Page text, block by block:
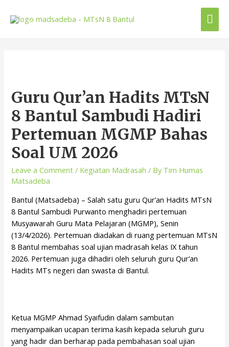
Guru Qur’an Hadits MTsN
8 Bantul Sambudi Hadiri
Pertemuan MGMP Bahas
Soal UM 2026
Leave a Comment / Kegiatan Madrasah / By Tim Humas
Matsadeba
Bantul (Matsadeba) – Salah satu guru Qur’an Hadits MTsN
8 Bantul Sambudi Purwanto menghadiri pertemuan
Musyawarah Guru Mata Pelajaran (MGMP), Senin
(13/4/2026). Pertemuan diadakan di ruang pertemuan MTsN
8 Bantul membahas soal ujian madrasah kelas IX tahun
2026. Pertemuan juga dihadiri oleh seluruh guru Qur’an
Hadits MTs negeri dan swasta di Bantul.
Ketua MGMP Ahmad Syaifudin dalam sambutan
menyampaikan ucapan terima kasih kepada seluruh guru
yang hadir dan berharap pada pembahasan soal ujian